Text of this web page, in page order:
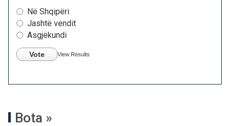
Në Shqipëri
Jashtë vendit
Asgjëkundi
Vote View Results
Bota »